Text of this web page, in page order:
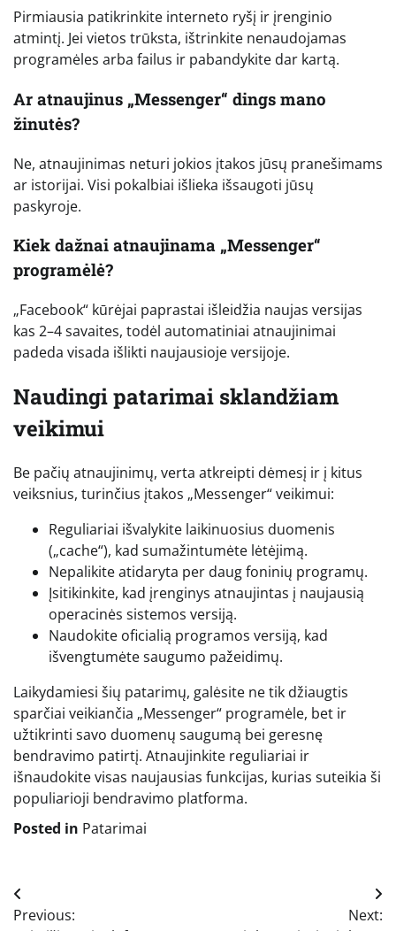
Pirmiausia patikrinkite interneto ryšį ir įrenginio
atmintį. Jei vietos trūksta, ištrinkite nenaudojamas
programėles arba failus ir pabandykite dar kartą.
Ar atnaujinus „Messenger“ dings mano
žinutės?
Ne, atnaujinimas neturi jokios įtakos jūsų pranešimams
ar istorijai. Visi pokalbiai išlieka išsaugoti jūsų
paskyroje.
Kiek dažnai atnaujinama „Messenger“
programėlė?
„Facebook“ kūrėjai paprastai išleidžia naujas versijas
kas 2–4 savaites, todėl automatiniai atnaujinimai
padeda visada išlikti naujausioje versijoje.
Naudingi patarimai sklandžiam
veikimui
Be pačių atnaujinimų, verta atkreipti dėmesį ir į kitus
veiksnius, turinčius įtakos „Messenger“ veikimui:
Reguliariai išvalykite laikinuosius duomenis
(„cache“), kad sumažintumėte lėtėjimą.
Nepalikite atidaryta per daug foninių programų.
Įsitikinkite, kad įrenginys atnaujintas į naujausią
operacinės sistemos versiją.
Naudokite oficialią programos versiją, kad
išvengtumėte saugumo pažeidimų.
Laikydamiesi šių patarimų, galėsite ne tik džiaugtis
sparčiai veikiančia „Messenger“ programėle, bet ir
užtikrinti savo duomenų saugumą bei geresnę
bendravimo patirtį. Atnaujinkite reguliariai ir
išnaudokite visas naujausias funkcijas, kurias suteikia ši
populiarioji bendravimo platforma.
Posted in Patarimai
Navigacija
Previous:
Next: